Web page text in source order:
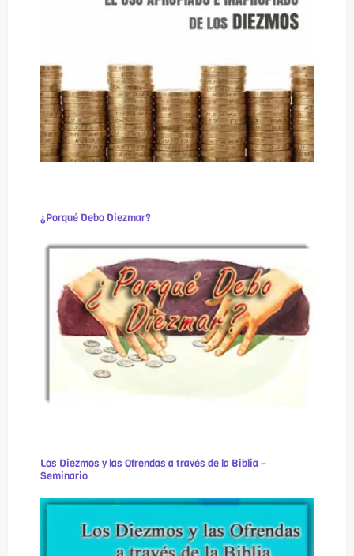
¿Porqué Debo Diezmar?
Los Diezmos y las Ofrendas a través de la Biblia –
Seminario